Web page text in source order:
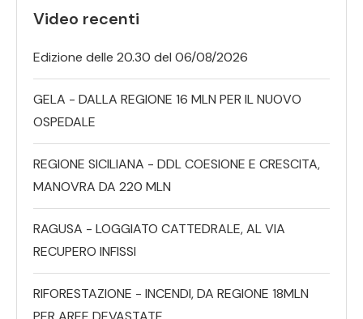
Video recenti
Edizione delle 20.30 del 06/08/2026
GELA - DALLA REGIONE 16 MLN PER IL NUOVO
OSPEDALE
REGIONE SICILIANA - DDL COESIONE E CRESCITA,
MANOVRA DA 220 MLN
RAGUSA - LOGGIATO CATTEDRALE, AL VIA
RECUPERO INFISSI
RIFORESTAZIONE - INCENDI, DA REGIONE 18MLN